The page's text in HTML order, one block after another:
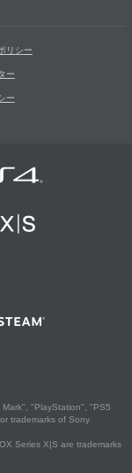
リシー
ー
ー
"PlayStation", "PS5
trademarks of Sony
Series X|S are trademarks